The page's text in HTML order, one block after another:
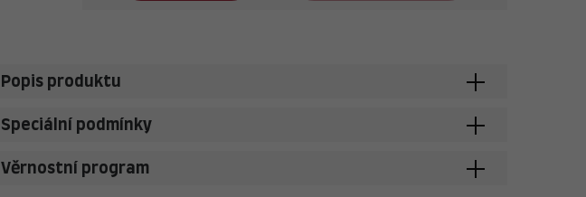
Popis produktu
Speciální podmínky
Věrnostní program